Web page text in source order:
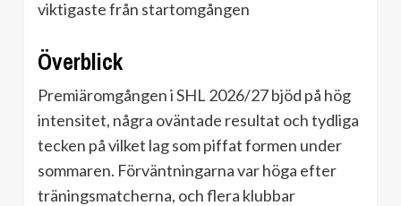
Överblick
Premiäromgången i SHL 2026/27 bjöd på hög
intensitet, några oväntade resultat och tydliga
tecken på vilket lag som piffat formen under
sommaren. Förväntningarna var höga efter
träningsmatcherna, och flera klubbar